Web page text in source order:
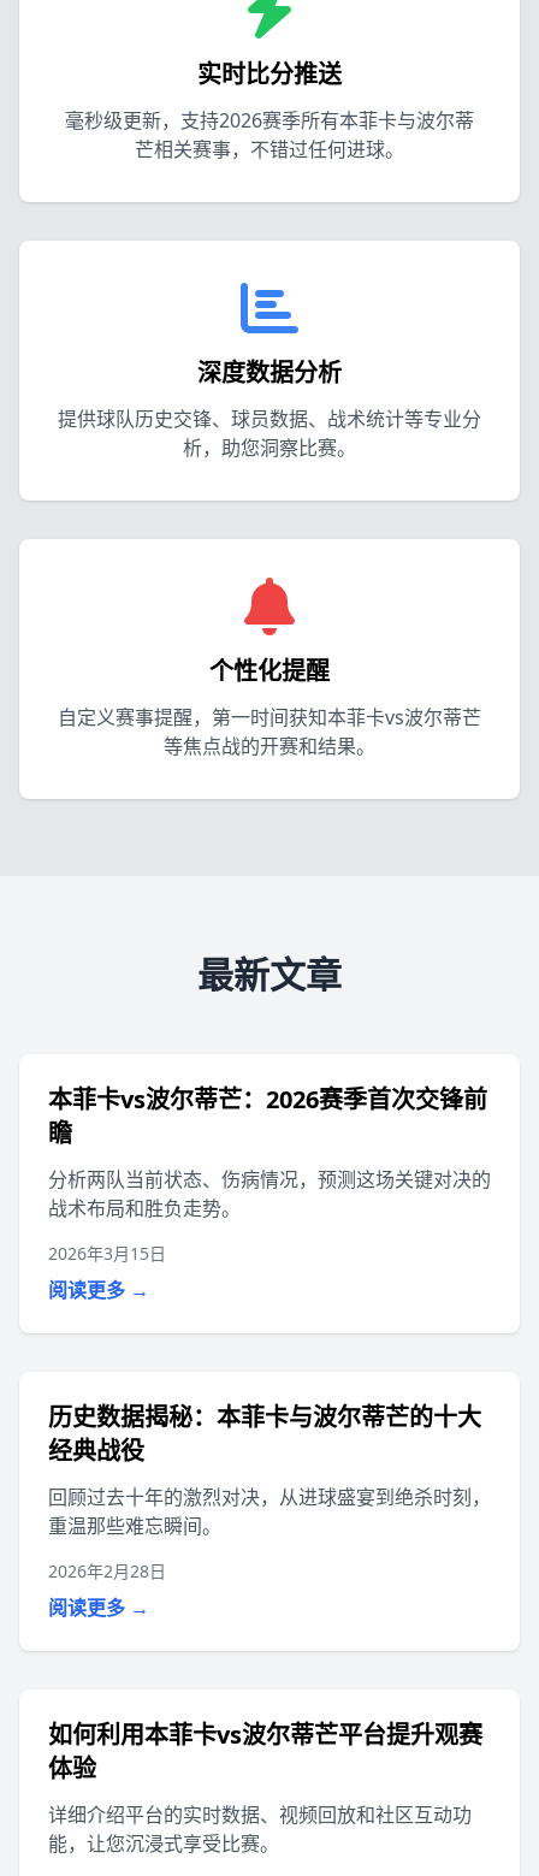
实时比分推送
毫秒级更新，支持2026赛季所有本菲卡与波尔蒂
芒相关赛事，不错过任何进球。
深度数据分析
提供球队历史交锋、球员数据、战术统计等专业分
析，助您洞察比赛。
个性化提醒
自定义赛事提醒，第一时间获知本菲卡vs波尔蒂芒
等焦点战的开赛和结果。
最新文章
本菲卡vs波尔蒂芒：2026赛季首次交锋前
瞻
分析两队当前状态、伤病情况，预测这场关键对决的
战术布局和胜负走势。
2026年3月15日
阅读更多 →
历史数据揭秘：本菲卡与波尔蒂芒的十大
经典战役
回顾过去十年的激烈对决，从进球盛宴到绝杀时刻，
重温那些难忘瞬间。
2026年2月28日
阅读更多 →
如何利用本菲卡vs波尔蒂芒平台提升观赛
体验
详细介绍平台的实时数据、视频回放和社区互动功
能，让您沉浸式享受比赛。